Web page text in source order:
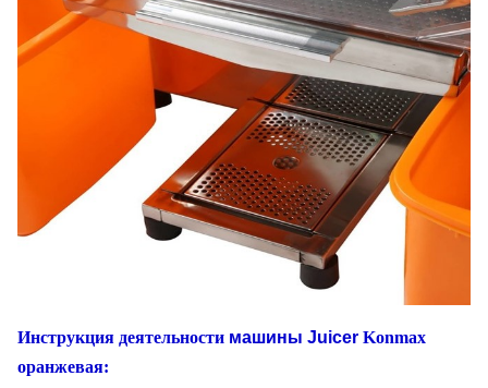
Инструкция деятельности машины Juicer Konmax
оранжевая: